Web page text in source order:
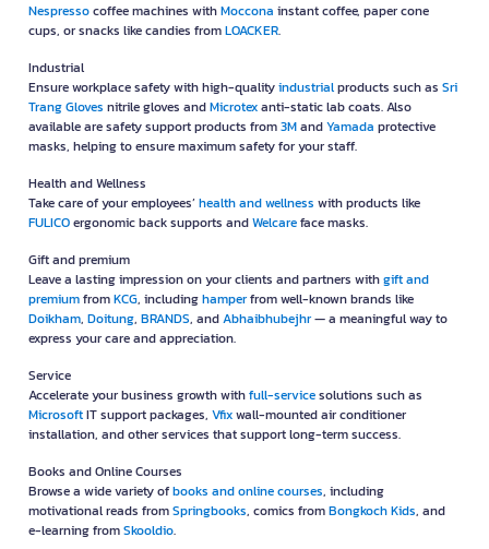
Nespressocoffee machines withMoccona instant coffee, paper cone
cups, or snacks like candies fromLOACKER.
Industrial
Ensure workplace safety with high-qualityindustrialproducts such as Sri
Trang Gloves nitrile gloves andMicrotexanti-static lab coats. Also
available are safety support products from3MandYamada protective
masks, helping to ensure maximum safety for your staff.
Health and Wellness
Take care of your employees’health and wellness with products like
FULICOergonomic back supports andWelcareface masks.
Gift and premium
Leave a lasting impression on your clients and partners withgift and
premiumfromKCG, includinghamperfrom well-known brands like
Doikham, Doitung, BRANDS, andAbhaibhubejhr— a meaningful way to
express your care and appreciation.
Service
Accelerate your business growth withfull-servicesolutions such as
MicrosoftIT support packages, Vfixwall-mounted air conditioner
installation, and other services that support long-term success.
Books and Online Courses
Browse a wide variety ofbooks and online courses, including
motivational reads fromSpringbooks, comics fromBongkoch Kids, and
e-learning fromSkooldio.